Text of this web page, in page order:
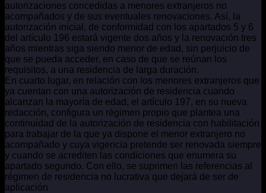
autorizaciones concedidas a menores extranjeros no
acompañados y de sus eventuales renovaciones. Así, la
autorización inicial, de conformidad con los apartados 5 y 6
del artículo 196 estará vigente dos años y la renovación tres
años mientras siga siendo menor de edad, sin perjuicio de
que se pueda acceder, en caso de que se reúnan los
requisitos, a una residencia de larga duración.
En cuarto lugar, en relación con los menores extranjeros que
ya cuentan con una autorización de residencia cuando
alcanzan la mayoría de edad, el artículo 197, en su nueva
redacción, configura un régimen propio que plantea una
continuidad de la autorización de residencia con habilitación
para trabajar de la que ya dispone el menor extranjero no
acompañado y cuya vigencia pretende ser renovada siempre
y cuando se acrediten las condiciones que enumera su
apartado segundo. Con ello, se suprimen las referencias al
régimen de residencia no lucrativa que dejará de ser de
aplicación